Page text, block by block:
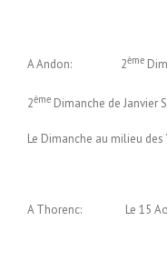
A Andon: 2ème
2ème Dimanche de Janvier
Le Dimanche au milieu des
A Thorenc: Le 15 Août